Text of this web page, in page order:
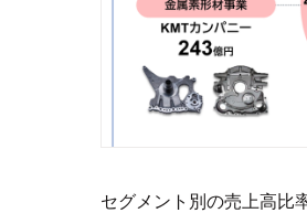
セグメント別の売上高比